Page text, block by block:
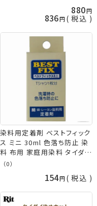
880
836 税込
染料用定着剤 ベストフィック
ス ミニ 30ml 色落ち防止 染
料 布用 家庭用染料 タイダイ
染め 布用染料 rit 手芸の山
（0）
154 税込